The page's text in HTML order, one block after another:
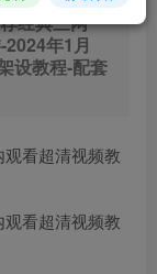
经典三网
年1月
设教程-配套
观看超清视频教
观看超清视频教